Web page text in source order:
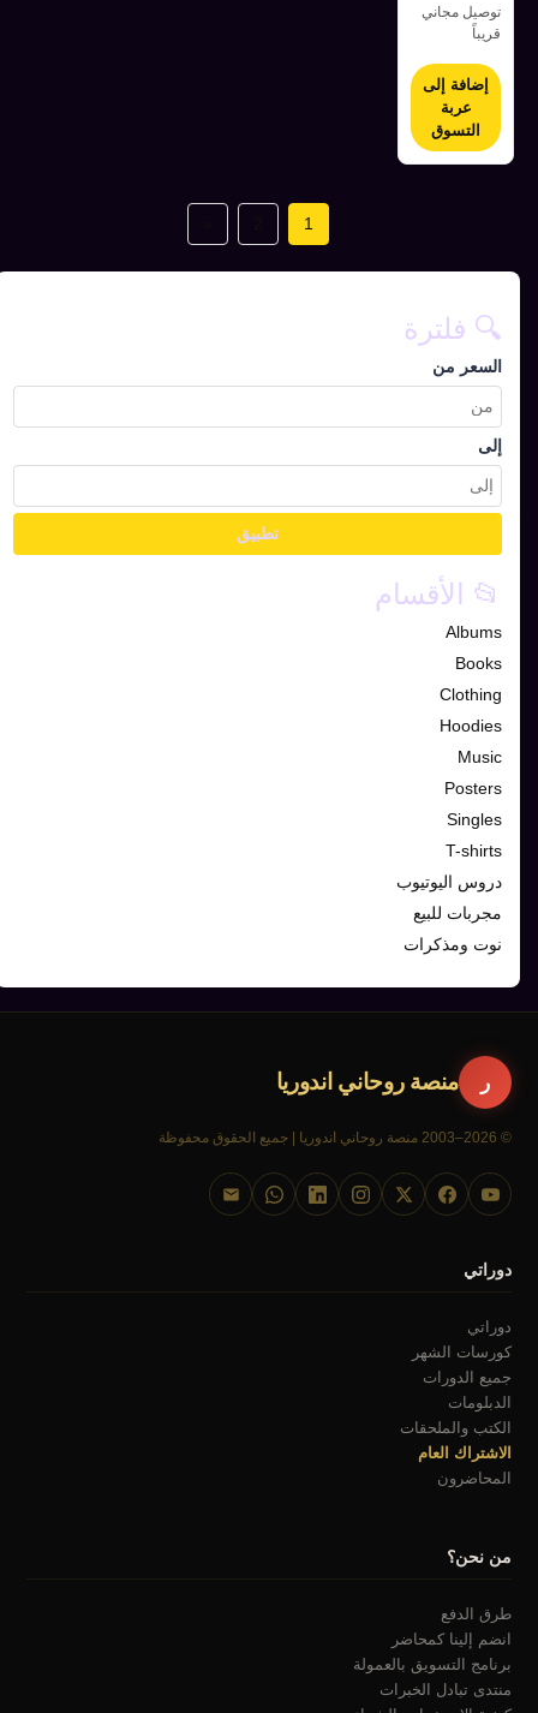
🔍 فلترة
السعر من
إلى
تطبيق
📂 الأقسام
Albums
Books
Clothing
Hoodies
Music
Posters
Singles
T-shirts
دروس اليوتيوب
مجربات للبيع
نوت ومذكرات
توصيل مجاني
قريباً
إضافة إلى
عربة
التسوق
1
ر منصة روحاني اندوريا
© 2026–2003 منصة روحاني اندوريا | جميع الحقوق محفوظة
دوراتي
دوراتي
كورسات الشهر
جميع الدورات
الدبلومات
الكتب والملحقات
الاشتراك العام
المحاضرون
من نحن؟
طرق الدفع
انضم إلينا كمحاضر
برنامج التسويق بالعمولة
منتدى تبادل الخبرات